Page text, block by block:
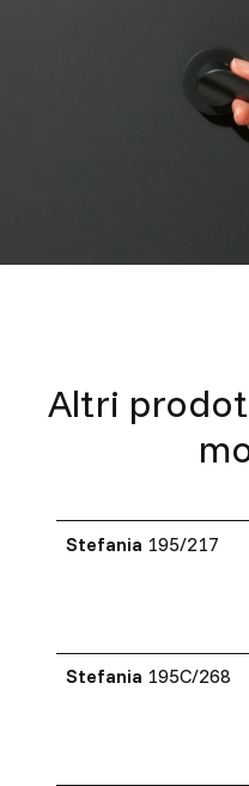
Altri
Stefania 195/217
Stefania 195C/268